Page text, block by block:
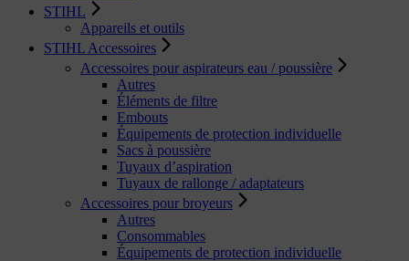
STIHL
Appareils et outils
STIHL Accessoires
Accessoires pour aspirateurs eau / poussière
Autres
Éléments de filtre
Embouts
Équipements de protection individuelle
Sacs à poussière
Tuyaux d’aspiration
Tuyaux de rallonge / adaptateurs
Accessoires pour broyeurs
Autres
Consommables
Équipements de protection individuelle